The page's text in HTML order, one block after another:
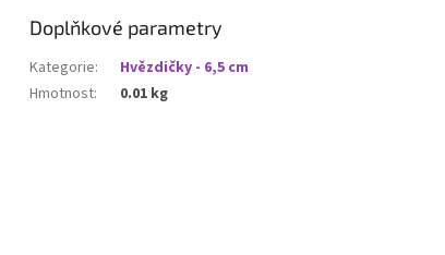
Doplňkové parametry
Kategorie:
Hvězdičky - 6,5 cm
Hmotnost: 0.01 kg